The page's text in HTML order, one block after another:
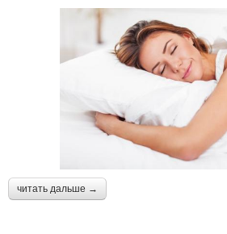
читать дальше →